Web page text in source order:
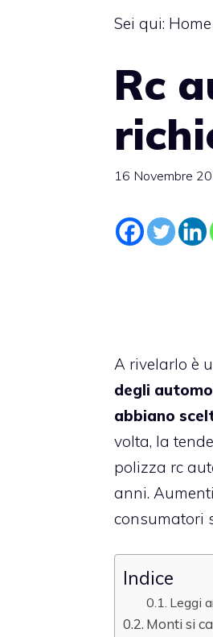
Sei qui: Home
Rc
16 Novembre
A rivelarlo è
degli
abbiano
volta, la
polizza rc
anni.
consumatori
Indice
Leggi
Monti si